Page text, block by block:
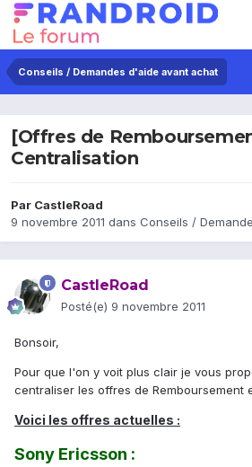
Conseils / Demandes d'aide avant achat
[Offres de
Centralisation
Par CastleRoad
9 novembre 2011 dans Conseils /
CastleRoad
Posté(e) 9 novembre 2011
Bonsoir,
Pour que l'on y voit plus clair je vous
centraliser les offres de Remboursement
Voici les offres actuelles :
Sony Ericsson :